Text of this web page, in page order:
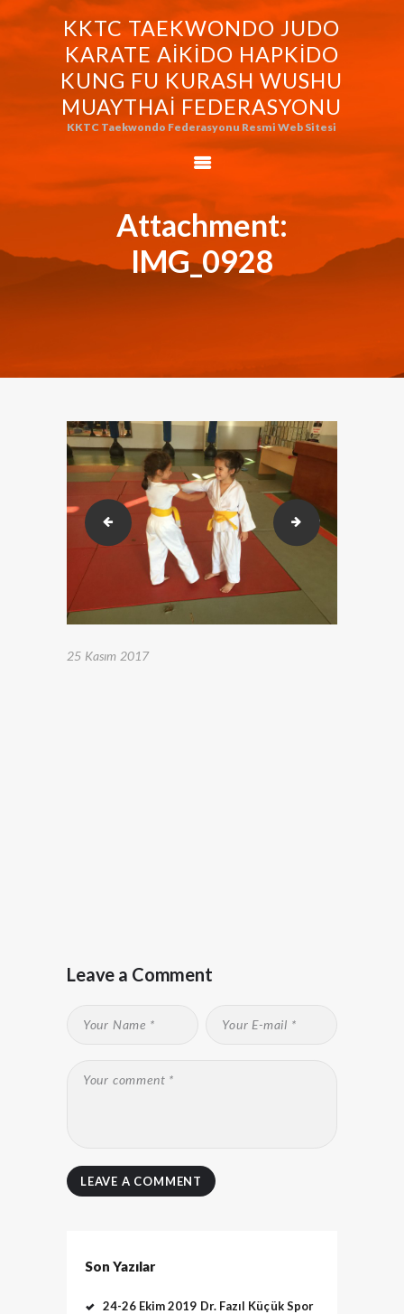
KKTC TAEKWONDO JUDO
KARATE AIKIDO HAPKIDO
KUNG FU KURASH WUSHU
MUAYTHAI FEDERASYONU
KKTC Taekwondo Federasyonu Resmi Web Sitesi
Attachment:
IMG_0928
KKTC TAEKWONDO JUDO KARATE
AIKIDO HAPKIDO KUNG FU KURASH
WUSHU MUAYTHAI FEDERASYONU
KKTC Taekwondo Federasyonu Resmi Web Sitesi
FEDERASYONUMUZ
AVRASYA
TAEKWONDO
FEDERASYONU
WORLD BUDO
IMG_0927 IMG_0929
25 Kasım 2017
Leave a Comment
Son Yazılar
24-26 Ekim 2019 Dr. Fazıl Küçük Spor